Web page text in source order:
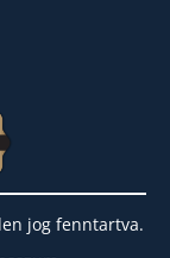
jog fenntartva.